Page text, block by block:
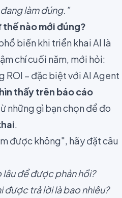
đang làm đúng.”
thế nào mới đúng?
biến khi triển khai AI là
chí cuối năm, mới hỏi:
ROI – đặc biệt với AI Agent
thấy trên báo cáo
những gì bạn chọn để đo
.
được không", hãy đặt câu
để được phản hồi?
được trả lời là bao nhiêu?